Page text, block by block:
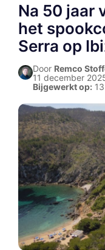
Na 50 jaar
het
Serra op
Door Remco
11 december
Bijgewerkt op: